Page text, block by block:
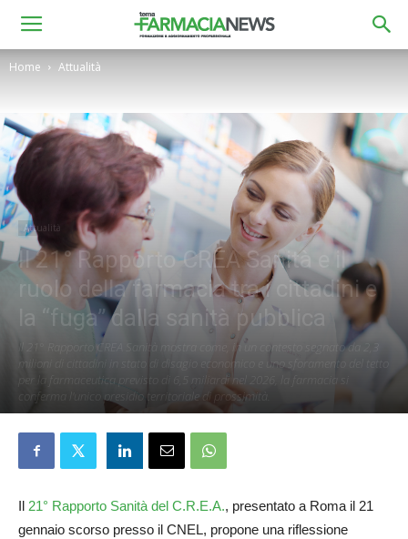
Home Attualità
Attualità
Il 21° Rapporto CREA Sanità e il
ruolo della farmacia tra i cittadini e
la “fuga” dalla sanità pubblica
Il 21° Rapporto CREA Sanità mostra come, in un contesto segnato da 2,3
milioni di cittadini in stato di disagio economico e uno sforamento del tetto
per la farmaceutica previsto di 6,5 miliardi nel 2026, la farmacia si
conferma l'unico presidio territoriale di prossimità.
Il 21° Rapporto Sanità del C.R.E.A., presentato a Roma il 21
gennaio scorso presso il CNEL, propone una riflessione